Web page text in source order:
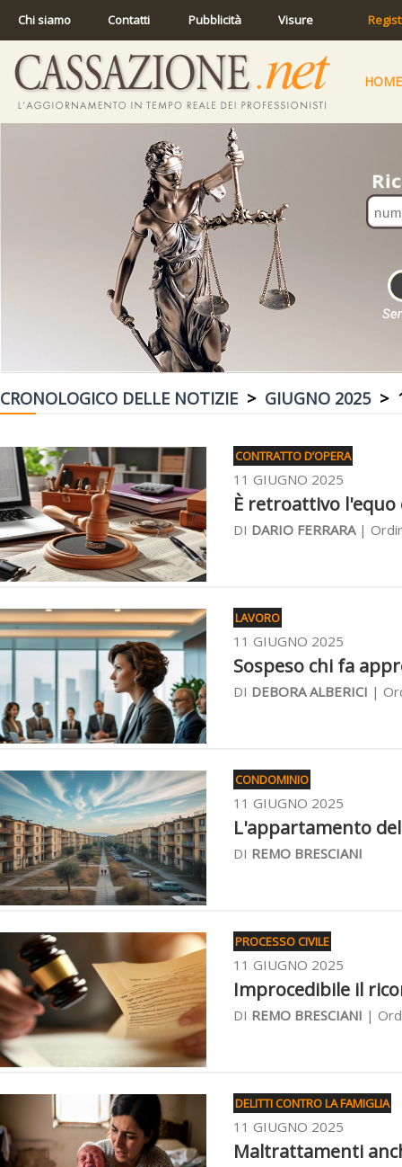
Chi siamo Contatti Pubblicità Visure
HOME
CRONOLOGICO DELLE NOTIZIE > GIUGNO 2025>
CONTRATTO D’OPERA
11 GIUGNO 2025
È retroattivo l'equo
DI DARIO FERRARA|
LAVORO
11 GIUGNO 2025
Sospeso chi fa
DI DEBORA ALBERICI |
CONDOMINIO
11 GIUGNO 2025
L'appartamento
DI REMO BRESCIANI
PROCESSO CIVILE
11 GIUGNO 2025
Improcedibile il
DI REMO BRESCIANI |
DELITTI CONTRO LA FAMIGLIA
11 GIUGNO 2025
Maltrattamenti